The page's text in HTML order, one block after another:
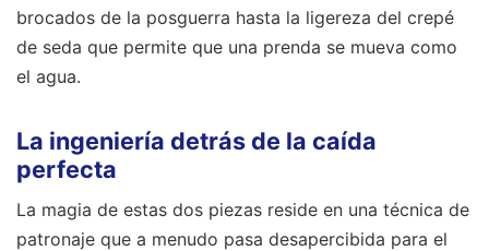
brocados de la posguerra hasta la ligereza del crepé
de seda que permite que una prenda se mueva como
el agua.
La ingeniería detrás de la caída
perfecta
La magia de estas dos piezas reside en una técnica de
patronaje que a menudo pasa desapercibida para el